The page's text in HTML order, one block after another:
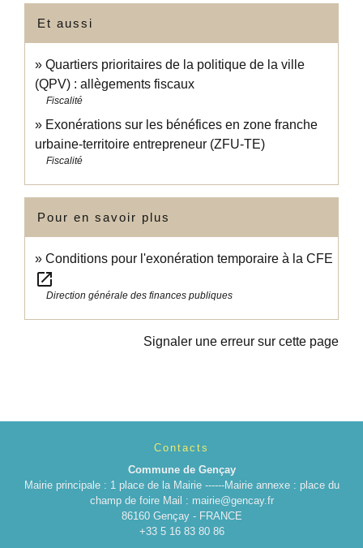
Et aussi
Quartiers prioritaires de la politique de la ville
(QPV) : allègements fiscaux
Fiscalité
Exonérations sur les bénéfices en zone franche
urbaine-territoire entrepreneur (ZFU-TE)
Fiscalité
Pour en savoir plus
Conditions pour l'exonération temporaire à la CFE
open_in_new
Direction générale des finances publiques
Signaler une erreur sur cette page
Contacts
Commune de Gençay
Mairie principale : 1 place de la Mairie ------Mairie annexe : place du
champ de foire Mail : mairie@gencay.fr
86160 Gençay - FRANCE
+33 5 16 83 80 86